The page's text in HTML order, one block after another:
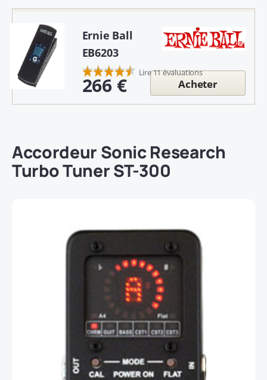
Ernie Ball
EB6203
Lire 11 évaluations
266 € Acheter
Accordeur Sonic Research
Turbo Tuner ST-300